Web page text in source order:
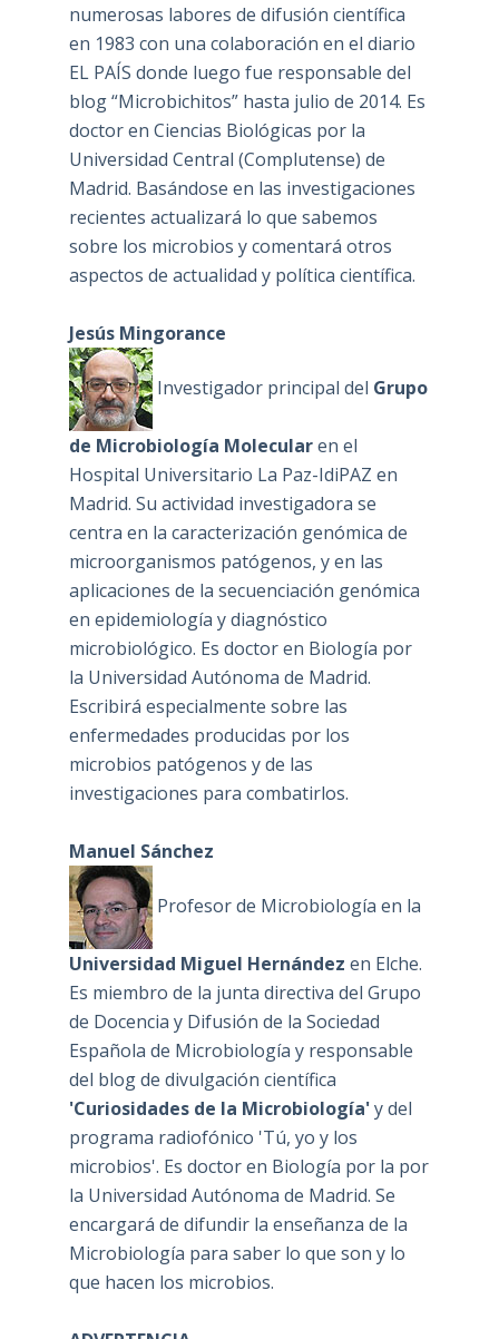
numerosas labores de difusión científica
en 1983 con una colaboración en el diario
EL PAÍS donde luego fue responsable del
blog “Microbichitos” hasta julio de 2014. Es
doctor en Ciencias Biológicas por la
Universidad Central (Complutense) de
Madrid. Basándose en las investigaciones
recientes actualizará lo que sabemos
sobre los microbios y comentará otros
aspectos de actualidad y política científica.
Jesús Mingorance
Investigador principal del Grupo
de Microbiología Molecularen el
Hospital Universitario La Paz-IdiPAZ en
Madrid. Su actividad investigadora se
centra en la caracterización genómica de
microorganismos patógenos, y en las
aplicaciones de la secuenciación genómica
en epidemiología y diagnóstico
microbiológico. Es doctor en Biología por
la Universidad Autónoma de Madrid.
Escribirá especialmente sobre las
enfermedades producidas por los
microbios patógenos y de las
investigaciones para combatirlos.
Manuel Sánchez
Profesor de Microbiología en la
Universidad Miguel Hernández en Elche.
Es miembro de la junta directiva del Grupo
de Docencia y Difusión de la Sociedad
Española de Microbiología y responsable
del blog de divulgación científica
'Curiosidades de la Microbiología'y del
programa radiofónico 'Tú, yo y los
microbios'. Es doctor en Biología por la por
la Universidad Autónoma de Madrid. Se
encargará de difundir la enseñanza de la
Microbiología para saber lo que son y lo
que hacen los microbios.